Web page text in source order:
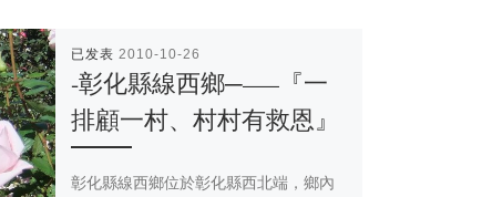
已发表 2010-10-26
-彰化縣線西鄉─—–『一
排顧一村、村村有救恩』
彰化縣線西鄉位於彰化縣西北端，鄉內